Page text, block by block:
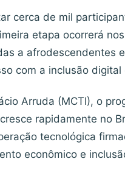
cerca de mil
etapa ocorrerá
a afrodescendentes
com a inclusão digital
Arruda (MCTI), o
rapidamente no
tecnológica
econômico e